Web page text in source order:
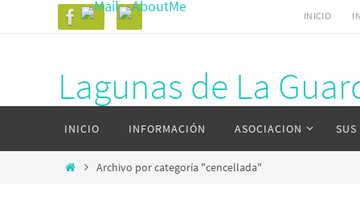
INICIO
Lagunas de La
Página web del complejo lagunar de La
contenido
INICIO INFORMACIÓN ASOCIACION
InicioArchivo por categoría "cencellada"